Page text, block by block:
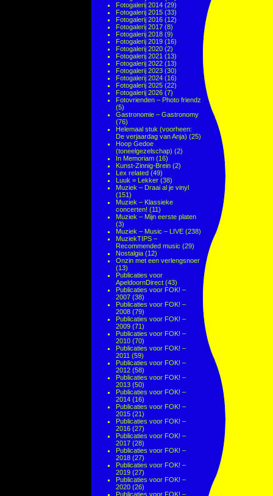
Fotogalerij 2014 (29)
Fotogalerij 2015 (33)
Fotogalerij 2016 (12)
Fotogalerij 2017 (8)
Fotogalerij 2018 (9)
Fotogalerij 2019 (16)
Fotogalerij 2020 (2)
Fotogalerij 2021 (13)
Fotogalerij 2022 (13)
Fotogalerij 2023 (30)
Fotogalerij 2024 (16)
Fotogalerij 2025 (22)
Fotogalerij 2026 (7)
Fotovrienden – Photo friendz
(5)
Gastronomie – Gastronomy
(76)
Helemaal stuk (voorheen:
De verjaardag van Anja) (25)
Hoop Gedoe
(toneelgezelschap) (2)
In Memoriam (16)
Kunst-Zinnig-Brein (2)
Lex related (49)
Luuk = Lekker (38)
Muziek – Draai al je vinyl
(151)
Muziek – Klassieke
concerten! (11)
Muziek – Mijn eerste platen
(3)
Muziek – Music – LIVE (238)
MuziekTIPS –
Recommended music (29)
Nostalgia (12)
Onzin met een verlengsnoer
(13)
Publicaties voor
ApeldoornDirect (43)
Publicaties voor FOK! –
2007 (38)
Publicaties voor FOK! –
2008 (79)
Publicaties voor FOK! –
2009 (71)
Publicaties voor FOK! –
2010 (70)
Publicaties voor FOK! –
2011 (59)
Publicaties voor FOK! –
2012 (58)
Publicaties voor FOK! –
2013 (50)
Publicaties voor FOK! –
2014 (16)
Publicaties voor FOK! –
2015 (21)
Publicaties voor FOK! –
2016 (27)
Publicaties voor FOK! –
2017 (28)
Publicaties voor FOK! –
2018 (27)
Publicaties voor FOK! –
2019 (27)
Publicaties voor FOK! –
2020 (26)
Publicaties voor FOK! –